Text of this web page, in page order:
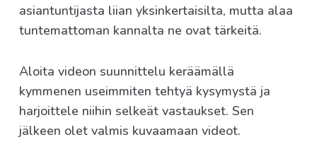
asiantuntijasta liian yksinkertaisilta, mutta alaa
tuntemattoman kannalta ne ovat tärkeitä.
Aloita videon suunnittelu keräämällä
kymmenen useimmiten tehtyä kysymystä ja
harjoittele niihin selkeät vastaukset. Sen
jälkeen olet valmis kuvaamaan videot.